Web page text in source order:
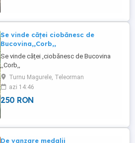
Se vinde căței ciobănesc de
Bucovina,,Corb,,
Se vinde căței ,ciobănesc de Bucovina
,,Corb,,
Turnu Magurele, Teleorman
azi 14:46
250 RON
De vanzare medalii